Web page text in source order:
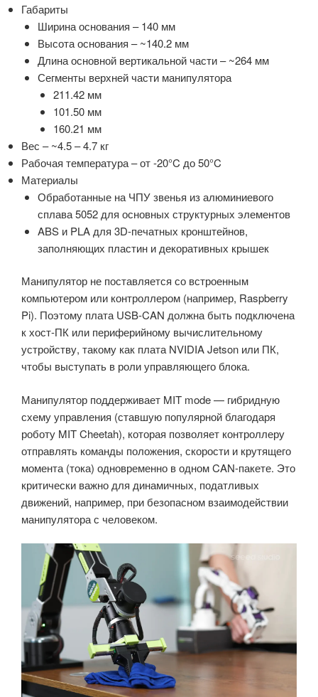
Габариты
Ширина основания – 140 мм
Высота основания – ~140.2 мм
Длина основной вертикальной части – ~264 мм
Сегменты верхней части манипулятора
211.42 мм
101.50 мм
160.21 мм
Вес – ~4.5 – 4.7 кг
Рабочая температура – от -20°C до 50°C
Материалы
Обработанные на ЧПУ звенья из алюминиевого
сплава 5052 для основных структурных элементов
ABS и PLA для 3D-печатных кронштейнов,
заполняющих пластин и декоративных крышек
Манипулятор не поставляется со встроенным
компьютером или контроллером (например, Raspberry
Pi). Поэтому плата USB-CAN должна быть подключена
к хост-ПК или периферийному вычислительному
устройству, такому как плата NVIDIA Jetson или ПК,
чтобы выступать в роли управляющего блока.
Манипулятор поддерживает MIT mode — гибридную
схему управления (ставшую популярной благодаря
роботу MIT Cheetah), которая позволяет контроллеру
отправлять команды положения, скорости и крутящего
момента (тока) одновременно в одном CAN-пакете. Это
критически важно для динамичных, податливых
движений, например, при безопасном взаимодействии
манипулятора с человеком.